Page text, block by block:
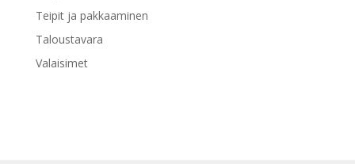
Teipit ja pakkaaminen
Taloustavara
Valaisimet